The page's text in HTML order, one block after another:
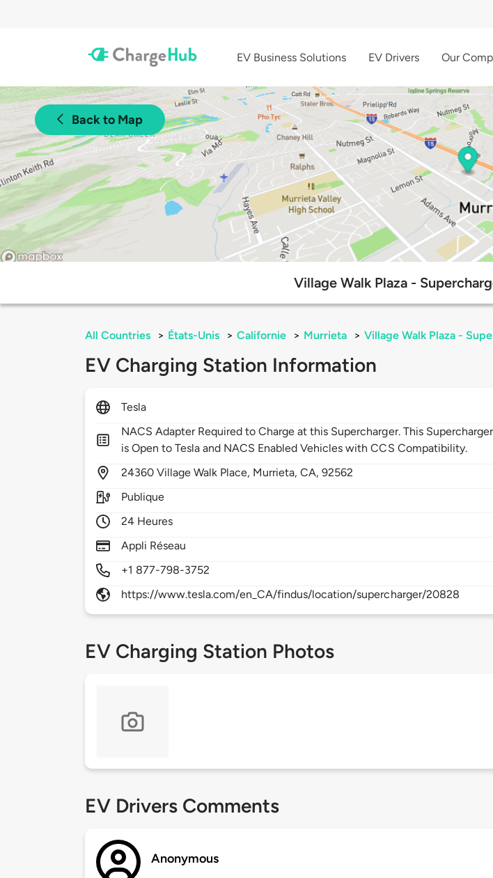
EV Business Solutions EV Drivers Our
Back to Map
Village Walk Plaza -
All Countries > États-Unis > Californie > Murrieta > Village Walk Plaza -
EV Charging Station Information
Tesla
NACS Adapter Required to Charge at this Supercharger. This Supercharger
is Open to Tesla and NACS Enabled Vehicles with CCS Compatibility.
24360Village Walk Place, Murrieta,CA,92562
Publique
24 Heures
Appli Réseau
+1 877-798-3752
https://www.tesla.com/en_CA/findus/location/supercharger/20828
EV Charging Station Photos
EV Drivers Comments
Anonymous